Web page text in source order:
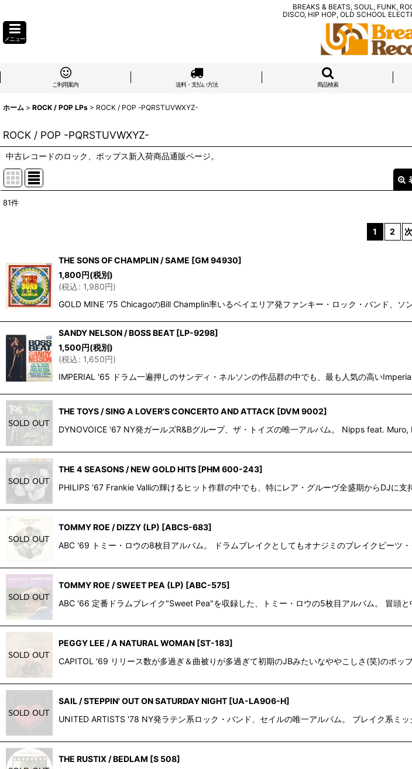
BREAKS & BEATS, SOUL, FUNK,
DISCO, HIP HOP, OLD SCHOOL
メニュー
ご利用案内 送料・支払い方法 商品検索
ホーム > ROCK / POP LPs > ROCK / POP -PQRSTUVWXYZ-
ROCK / POP -PQRSTUVWXYZ-
中古レコードのロック、ポップス新入荷商品通販ページ。
並び順:
81件
1 2 次
THE SONS OF CHAMPLIN / SAME [GM 94930]
1,800円(税別)
(税込: 1,980円)
GOLD MINE '75 ChicagoのBill Champlin率いるベイエリア発ファンキー・ロック・バンド、
SANDY NELSON / BOSS BEAT [LP-9298]
1,500円(税別)
(税込: 1,650円)
IMPERIAL '65 ドラム一遍押しのサンディ・ネルソンの作品群の中でも、最も人気の高い
THE TOYS / SING A LOVER'S CONCERTO AND ATTACK [DVM 9002]
DYNOVOICE '67 NY発ガールズR&Bグループ、ザ・トイズの唯一アルバム。 Nipps feat.
THE 4 SEASONS / NEW GOLD HITS [PHM 600-243]
PHILIPS '67 Frankie Valliの輝けるヒット作群の中でも、特にレア・グルーヴ全盛期からDJに
TOMMY ROE / DIZZY (LP) [ABCS-683]
ABC '69 トミー・ロウの8枚目アルバム。 ドラムブレイクとしてもオナジミのブレイクビー
TOMMY ROE / SWEET PEA (LP) [ABC-575]
ABC '66 定番ドラムブレイク"Sweet Pea"を収録した、トミー・ロウの5枚目アルバム。 冒頭
PEGGY LEE / A NATURAL WOMAN [ST-183]
CAPITOL '69 リリース数が多過ぎ＆曲被りが多過ぎて初期のJBみたいなややこしさ(笑)のポ
SAIL / STEPPIN' OUT ON SATURDAY NIGHT [UA-LA906-H]
UNITED ARTISTS '78 NY発ラテン系ロック・バンド、セイルの唯一アルバム。 ブレイク系
THE RUSTIX / BEDLAM [S 508]